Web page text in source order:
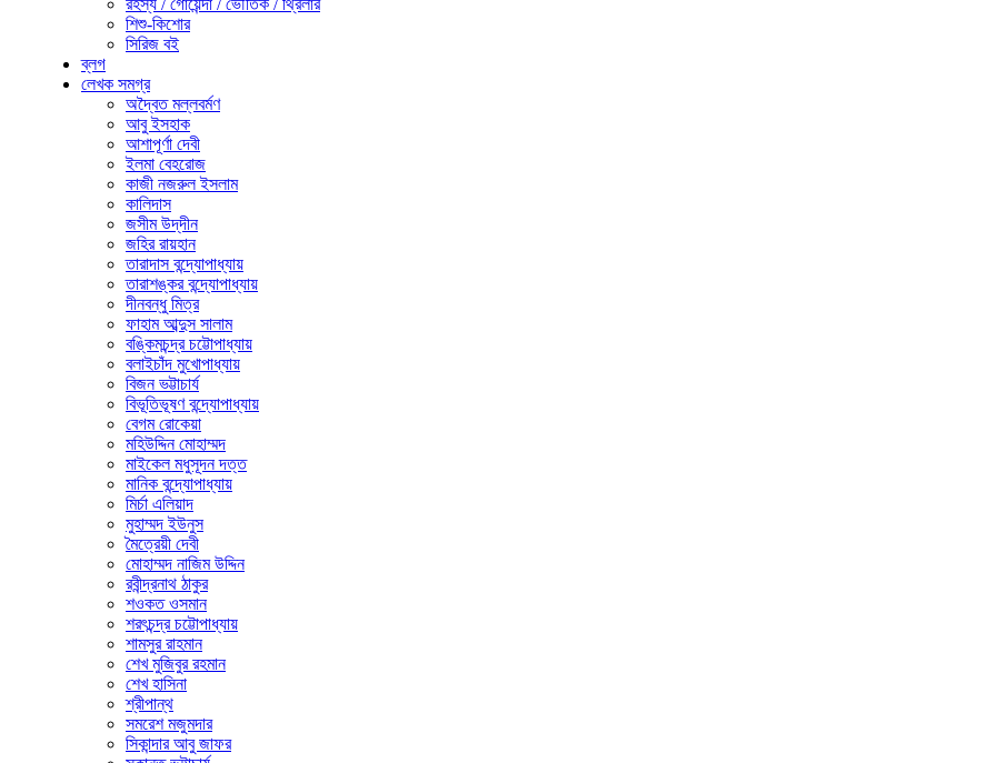
শিশু-কিশোর
সিরিজ বই
ব্লগ
লেখক সমগ্র
অদ্বৈত মল্লবর্মণ
আবু ইসহাক
আশাপূর্ণা দেবী
ইলমা বেহরোজ
কাজী নজরুল ইসলাম
কালিদাস
জসীম উদ্‌দীন
জহির রায়হান
তারাদাস বন্দ্যোপাধ্যায়
তারাশঙ্কর বন্দ্যোপাধ্যায়
দীনবন্ধু মিত্র
ফাহাম আব্দুস সালাম
বঙ্কিমচন্দ্র চট্টোপাধ্যায়
বলাইচাঁদ মুখোপাধ্যায়
বিজন ভট্টাচার্য
বিভূতিভূষণ বন্দ্যোপাধ্যায়
বেগম রোকেয়া
মহিউদ্দিন মোহাম্মদ
মাইকেল মধুসূদন দত্ত
মানিক বন্দ্যোপাধ্যায়
মির্চা এলিয়াদ
মুহাম্মদ ইউনুস
মৈত্রেয়ী দেবী
মোহাম্মদ নাজিম উদ্দিন
রবীন্দ্রনাথ ঠাকুর
শওকত ওসমান
শরৎচন্দ্র চট্টোপাধ্যায়
শামসুর রাহমান
শেখ মুজিবুর রহমান
শেখ হাসিনা
শ্রীপান্থ
সমরেশ মজুমদার
সিকান্দার আবু জাফর